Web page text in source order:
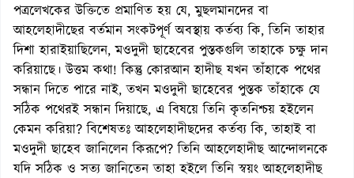
পত্রলেখকের উক্তিতে প্রমাণিত হয় যে, মুছলমানদের বা
আহলেহাদীছের বর্তমান সংকটপূর্ণ অবস্থায় কর্তব্য কি, তিনি তাহার
দিশা হারাইয়াছিলেন, মওদুদী ছাহেবের পুস্তকগুলি তাহাকে চক্ষু দান
করিয়াছে। উত্তম কথা! কিন্তু কোরআন হাদীছ যখন তাঁহাকে পথের
সন্ধান দিতে পারে নাই, তখন মওদুদী ছাহেবের পুস্তক তাঁহাকে যে
সঠিক পথেরই সন্ধান দিয়াছে, এ বিষয়ে তিনি কৃতনিশ্চয় হইলেন
কেমন করিয়া? বিশেষতঃ আহলেহাদীছদের কর্তব্য কি, তাহাই বা
মওদুদী ছাহেব জানিলেন কিরূপে? তিনি আহলেহাদীছ আন্দোলনকে
যদি সঠিক ও সত্য জানিতেন তাহা হইলে তিনি স্বয়ং আহলেহাদীছ